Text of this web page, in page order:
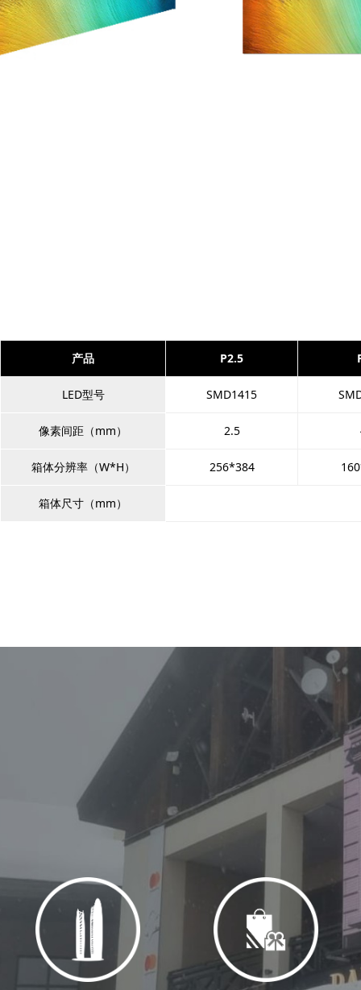
产品 P2.5
LED型号 SMD1415
像素间距（mm） 2.5
箱体分辨率（W*H） 256*384
箱体尺寸（mm）